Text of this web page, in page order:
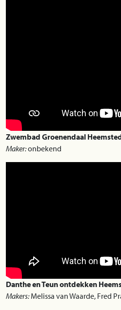
Zwembad Groenendaal
Maker:onbekend
Danthe en Teun ontdekken
Makers:Melissa van Waarde, Fred